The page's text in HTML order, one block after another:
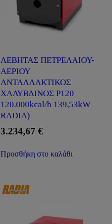
ΛΕΒΗΤΑΣ ΠΕΤΡΕΛΑΙΟΥ-
ΑΕΡΙΟΥ
ΑΝΤΑΛΛΑΚΤΙΚΟΣ
ΧΑΛΥΒΔΙΝΟΣ P120
120.000kcal/h 139,53kW
RADIA)
3.234,67 €
Προσθήκη στο καλάθι